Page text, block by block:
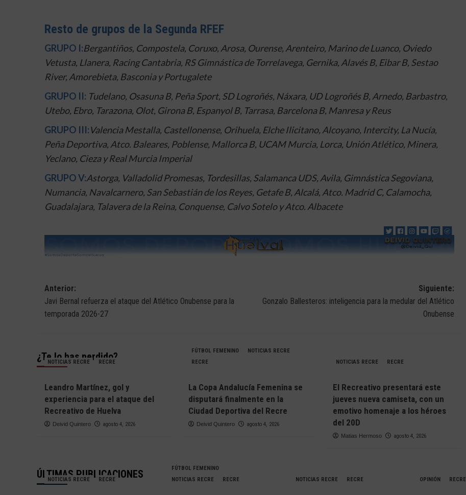
Resto de grupos de la Segunda RFEF
GRUPO I:Bergantiños, Compostela, Coruxo, Arosa, Ourense, Arenteiro, Marino de Luanco, Oviedo
Vetusta, Llanera, Racing Cantabria, RS Gimnástica de Torrelavega, Gernika, Alavés B, Eibar B, Sestao
River, Amorebieta, Basconia y Portugalete
GRUPO II: Tudelano, Osasuna B, Peña Sport, SD Logroñés, Náxara, UD Logroñés B, Arnedo, Barbastro,
Utebo, Ebro, Tarazona, Olot, Girona B, Espanyol B, Tarrasa, Barcelona B, Manresa y Reus
GRUPO III:Valencia Mestalla, Castellonense, Orihuela, Elche Ilicitano, Alcoyano, Intercity, La Nucía,
Peña Deportiva, Atco. Baleares, Poblense, Mallorca B, UCAM Murcia, Lorca, Unión Atlético, Minera,
Yeclano, Cieza y Real Murcia Imperial
GRUPO V:Astorga, Valladolid Promesas, Tordesillas, Salamanca UDS, Avila, Gimnástica Segoviana,
Numancia, Navalcarnero, San Sebastián de los Reyes, Getafe B, Alcalá, Atco. Madrid C, Calamocha,
Guadalajara, Talavera de la Reina, Conquense, Calvo Sotelo y Atco. Albacete
Navegación
de
entradas
Anterior:
Javi Bernal refuerza el ataque del Atlético Onubense para la
temporada 2026-27
Siguiente:
Gonzalo Ballesteros: inteligencia para la medular del Atlético
Onubense
¿Te lo has perdido?
NOTICIAS RECRE RECRE
Leandro Martínez, gol y
experiencia para el ataque del
Recreativo de Huelva
Deivid Quintero agosto 4, 2026
FÚTBOL FEMENINO
NOTICIAS RECRE
RECRE
La Copa Andalucía Femenina se
disputará finalmente en la
Ciudad Deportiva del Recre
Deivid Quintero agosto 4, 2026
NOTICIAS RECRE RECRE
El Recreativo presentará este
jueves nueva camiseta, con un
emotivo homenaje a los héroes
del 20D
Matias Hermoso agosto 4, 2026
ÚLTIMAS PUBLICACIONES
NOTICIAS RECRE RECRE
FÚTBOL FEMENINO
NOTICIAS RECRE
RECRE NOTICIAS RECRE RECRE OPINIÓN RECRE